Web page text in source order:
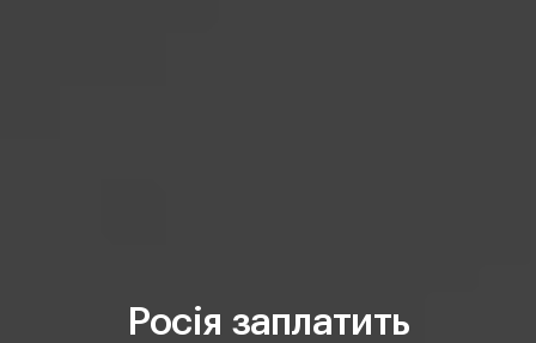
Росія заплатить